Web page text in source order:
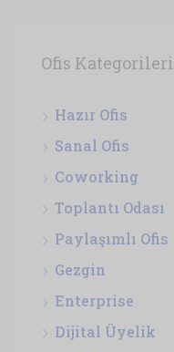
Ofis Kategorileri
Hazır Ofis
Sanal Ofis
Coworking
Toplantı Odası
Paylaşımlı Ofis
Gezgin
Enterprise
Dijital Üyelik